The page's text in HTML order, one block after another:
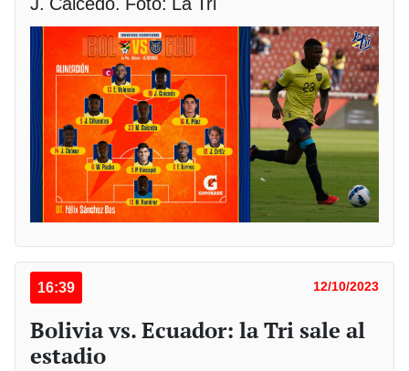
16:39 12/10/2023
Bolivia vs. Ecuador: la Tri sale al
estadio